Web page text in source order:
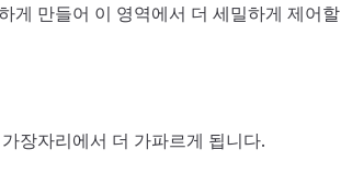
게 만들어 이 영역에서 더 세밀하게 제어할
장자리에서 더 가파르게 됩니다.